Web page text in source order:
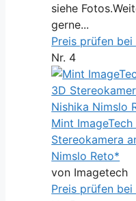
siehe
gerne...
Preis prüfen bei
Nr. 4
Mint
Stereokamera
Nimslo Reto*
von Imagetech
Preis prüfen bei